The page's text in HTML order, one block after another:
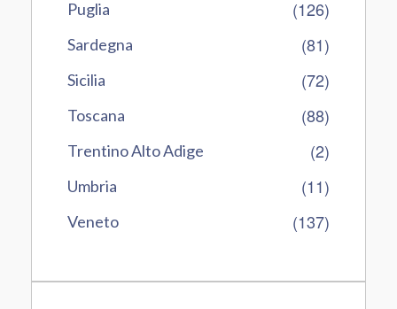
Puglia (126)
Sardegna (81)
Sicilia (72)
Toscana (88)
Trentino Alto Adige (2)
Umbria (11)
Veneto (137)